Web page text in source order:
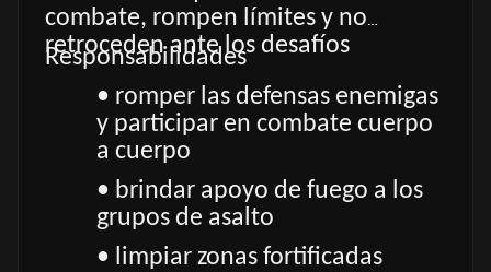
combate, rompen límites y no
retroceden ante los desafíos
Responsabilidades
• romper las defensas enemigas
y participar en combate cuerpo
a cuerpo
• brindar apoyo de fuego a los
grupos de asalto
• limpiar zonas fortificadas